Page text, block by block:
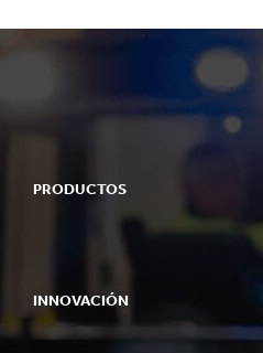
PRODUCTOS
INNOVACIÓN